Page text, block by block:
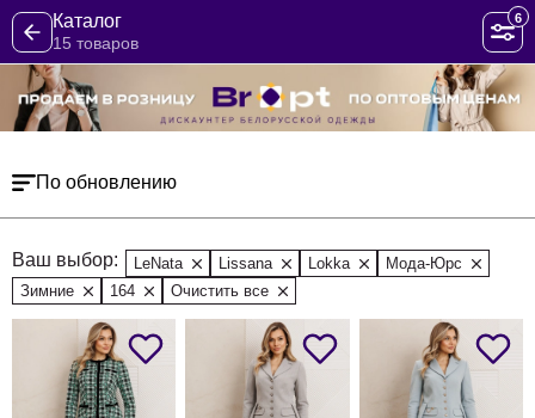
Каталог
15 товаров
6
По обновлению
Ваш выбор: LeNata Lissana Lokka
Мода-Юрс
Зимние
164 Очистить все